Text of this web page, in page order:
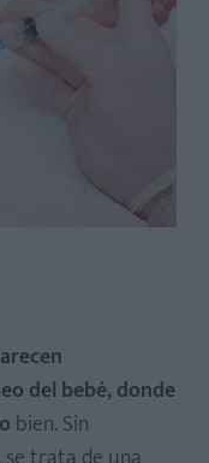
del bebé, donde
bien. Sin